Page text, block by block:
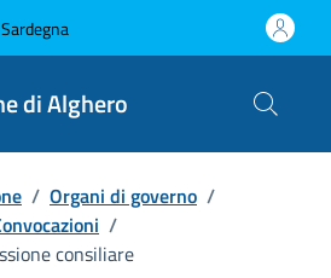
di Alghero
/ Organi di governo /
/
consiliare